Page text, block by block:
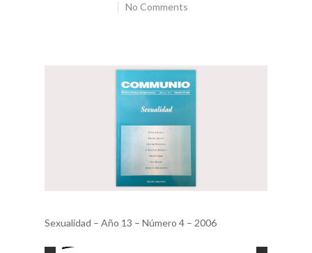
No Comments
Sexualidad – Año 13 – Número 4 – 2006